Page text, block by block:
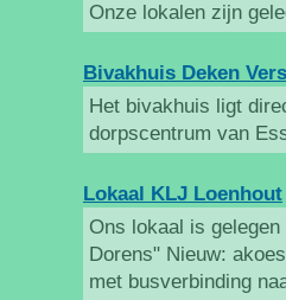
Onze lokalen zijn
Bivakhuis Deken
Het bivakhuis ligt
dorpscentrum van
Lokaal KLJ Loenhout
Ons lokaal is
Dorens" Nieuw:
met busverbinding